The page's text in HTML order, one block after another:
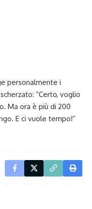
personalmente i
“Certo, voglio
Ma ora è più di 200
E ci vuole tempo!”